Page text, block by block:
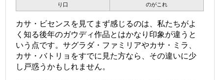
り口
のがこれ
カサ・ビセンスを見てまず感じるのは、私たちがよ
く知る後年のガウディ作品とはかなり印象が違うと
いう点です。サグラダ・ファミリアやカサ・ミラ、
カサ・バトリョをすでに見た方なら、その違いに少
し戸惑うかもしれません。